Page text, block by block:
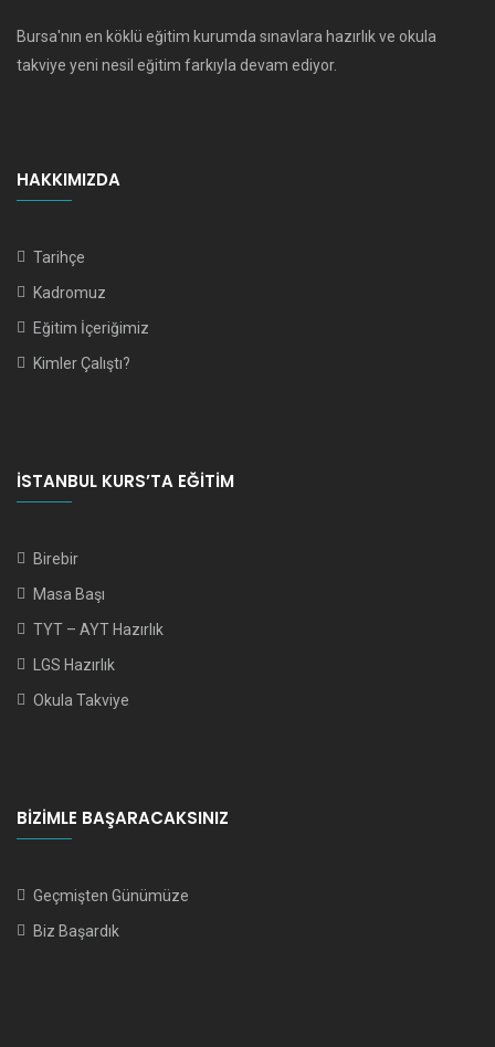
Bursa'nın en köklü eğitim kurumda sınavlara hazırlık ve okula
takviye yeni nesil eğitim farkıyla devam ediyor.
HAKKIMIZDA
Tarihçe
Kadromuz
Eğitim İçeriğimiz
Kimler Çalıştı?
İSTANBUL KURS’TA EĞITIM
Birebir
Masa Başı
TYT – AYT Hazırlık
LGS Hazırlık
Okula Takviye
BIZIMLE BAŞARACAKSINIZ
Geçmişten Günümüze
Biz Başardık